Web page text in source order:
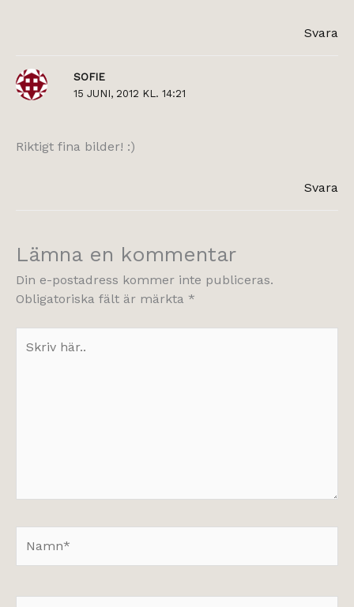
Svara
SOFIE
15 JUNI, 2012 KL. 14:21
Riktigt fina bilder! :)
Svara
Lämna en kommentar
Din e-postadress kommer inte publiceras.
Obligatoriska fält är märkta *
här..